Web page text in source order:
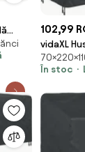
cm
102,99
vidaXL
Simplu
210D
În stoc